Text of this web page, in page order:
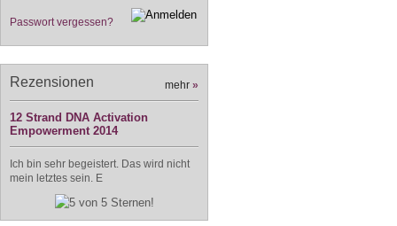
Passwort vergessen?
Rezensionen mehr »
12 Strand DNA Activation
Empowerment 2014
Ich bin sehr begeistert. Das wird nicht
mein letztes sein. E